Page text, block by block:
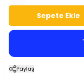
Sepete Ekle
Paylaş